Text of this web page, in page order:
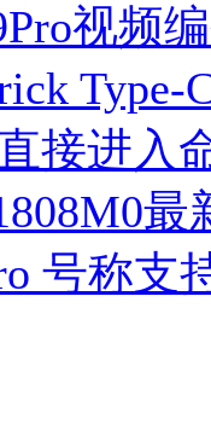
视频
Type-
接进入
最
号称支